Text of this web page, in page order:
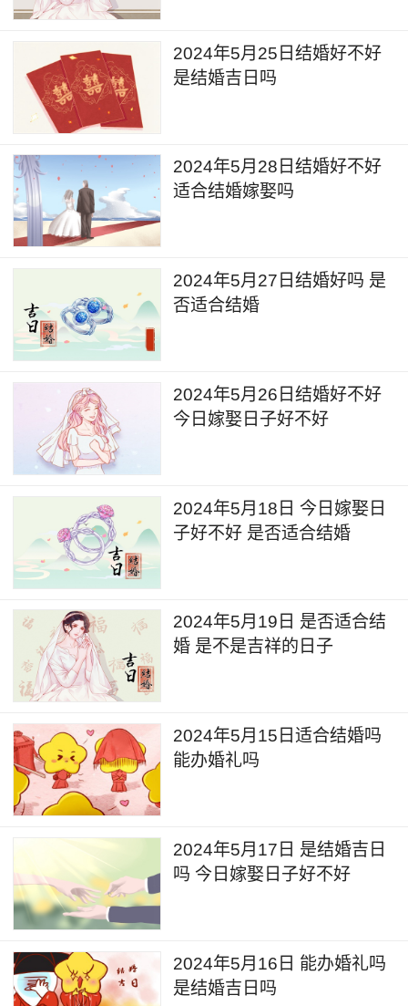
2024年5月25日结婚好不好
是结婚吉日吗
2024年5月28日结婚好不好
适合结婚嫁娶吗
2024年5月27日结婚好吗 是
否适合结婚
2024年5月26日结婚好不好
今日嫁娶日子好不好
2024年5月18日 今日嫁娶日
子好不好 是否适合结婚
2024年5月19日 是否适合结
婚 是不是吉祥的日子
2024年5月15日适合结婚吗
能办婚礼吗
2024年5月17日 是结婚吉日
吗 今日嫁娶日子好不好
2024年5月16日 能办婚礼吗
是结婚吉日吗